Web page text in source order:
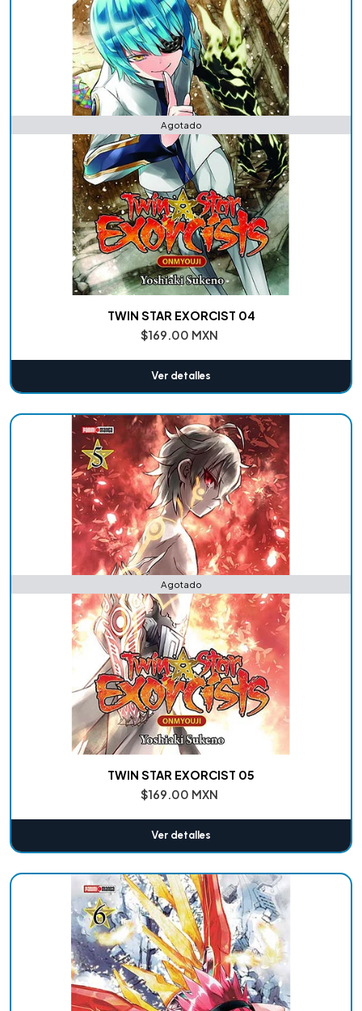
Agotado
TWIN STAR EXORCIST 04
$169.00 MXN
Ver detalles
Agotado
TWIN STAR EXORCIST 05
$169.00 MXN
Ver detalles